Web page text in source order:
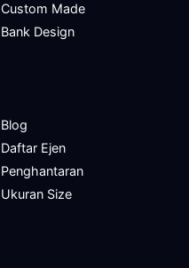
Custom Made
Bank Design
Blog
Daftar Ejen
Penghantaran
Ukuran Size